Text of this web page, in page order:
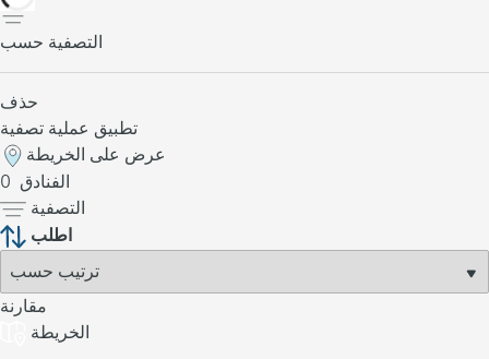
التصفية حسب
حذف
تطبيق عملية تصفية
عرض على الخريطة
0 الفنادق
التصفية
اطلب
مقارنة
الخريطة